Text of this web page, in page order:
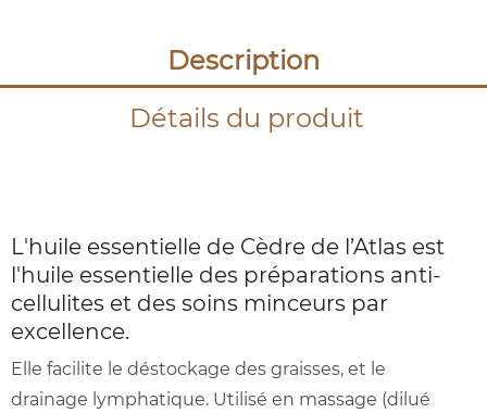
Description
Détails du produit
L'huile essentielle de Cèdre de l’Atlas est
l'huile essentielle des préparations anti-
cellulites et des soins minceurs par
excellence.
Elle facilite le déstockage des graisses, et le
drainage lymphatique. Utilisé en massage (dilué